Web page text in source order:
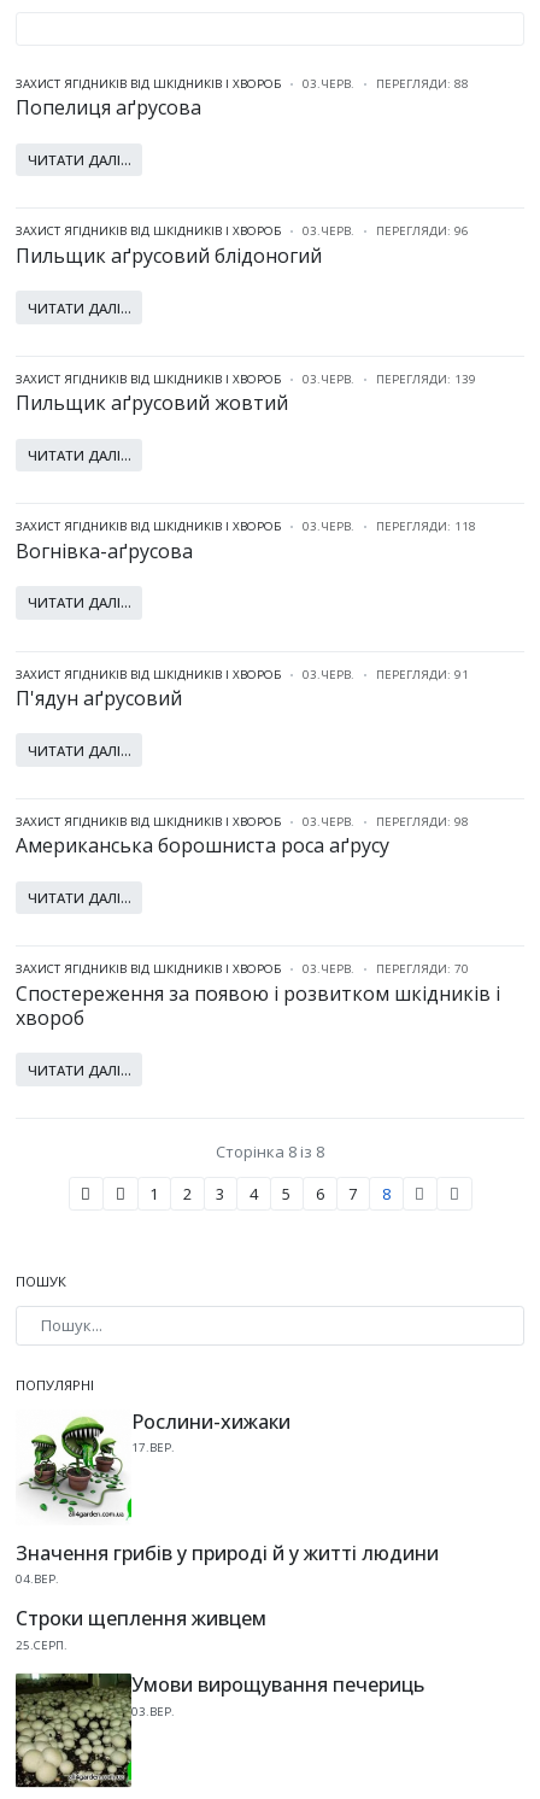
ЗАХИСТ ЯГІДНИКІВ ВІД ШКІДНИКІВ І ХВОРОБ 03.ЧЕРВ. ПЕРЕГЛЯДИ: 88
Попелиця аґрусова
ЧИТАТИ ДАЛІ...
ЗАХИСТ ЯГІДНИКІВ ВІД ШКІДНИКІВ І ХВОРОБ 03.ЧЕРВ. ПЕРЕГЛЯДИ: 96
Пильщик аґрусовий блідоногий
ЧИТАТИ ДАЛІ...
ЗАХИСТ ЯГІДНИКІВ ВІД ШКІДНИКІВ І ХВОРОБ 03.ЧЕРВ. ПЕРЕГЛЯДИ: 139
Пильщик аґрусовий жовтий
ЧИТАТИ ДАЛІ...
ЗАХИСТ ЯГІДНИКІВ ВІД ШКІДНИКІВ І ХВОРОБ 03.ЧЕРВ. ПЕРЕГЛЯДИ: 118
Вогнівка-аґрусова
ЧИТАТИ ДАЛІ...
ЗАХИСТ ЯГІДНИКІВ ВІД ШКІДНИКІВ І ХВОРОБ 03.ЧЕРВ. ПЕРЕГЛЯДИ: 91
П'ядун аґрусовий
ЧИТАТИ ДАЛІ...
ЗАХИСТ ЯГІДНИКІВ ВІД ШКІДНИКІВ І ХВОРОБ 03.ЧЕРВ. ПЕРЕГЛЯДИ: 98
Американська борошниста роса аґрусу
ЧИТАТИ ДАЛІ...
ЗАХИСТ ЯГІДНИКІВ ВІД ШКІДНИКІВ І ХВОРОБ 03.ЧЕРВ. ПЕРЕГЛЯДИ: 70
Спостереження за появою і розвитком шкідників і
хвороб
ЧИТАТИ ДАЛІ...
Сторінка 8 із 8
1
2 3 4 5 6 7 8
ПОШУК
ПОПУЛЯРНІ
Рослини-хижаки
17.ВЕР.
Значення грибів у природі й у житті людини
04.ВЕР.
Строки щеплення живцем
25.СЕРП.
Умови вирощування печериць
03.ВЕР.